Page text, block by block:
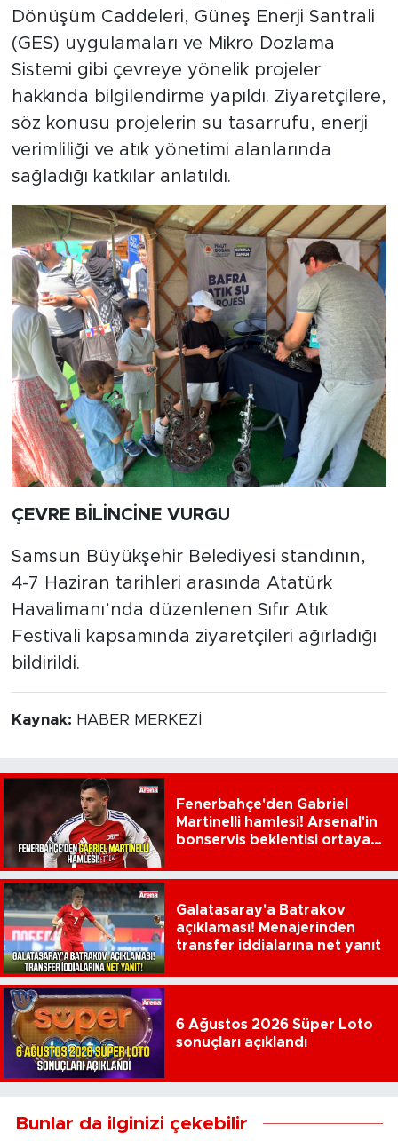
Dönüşüm Caddeleri, Güneş Enerji Santrali
(GES) uygulamaları ve Mikro Dozlama
Sistemi gibi çevreye yönelik projeler
hakkında bilgilendirme yapıldı. Ziyaretçilere,
söz konusu projelerin su tasarrufu, enerji
verimliliği ve atık yönetimi alanlarında
sağladığı katkılar anlatıldı.
ÇEVRE BİLİNCİNE VURGU
Samsun Büyükşehir Belediyesi standının,
4-7 Haziran tarihleri arasında Atatürk
Havalimanı’nda düzenlenen Sıfır Atık
Festivali kapsamında ziyaretçileri ağırladığı
bildirildi.
Kaynak: HABER MERKEZİ
Fenerbahçe'den Gabriel
Martinelli hamlesi! Arsenal'in
bonservis beklentisi ortaya
Galatasaray'a Batrakov
açıklaması! Menajerinden
transfer iddialarına net yanıt
6 Ağustos 2026 Süper Loto
sonuçları açıklandı
Bunlar da ilginizi çekebilir